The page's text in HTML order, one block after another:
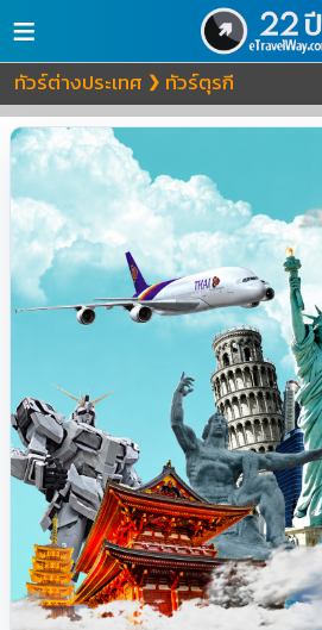
≡
ทัวร์ต่างประเทศ ❯ ทัวร์ตุรกี